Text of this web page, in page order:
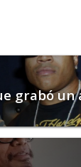
grabó un